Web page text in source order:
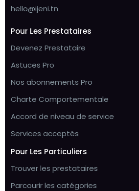
hello@ijeni.tn
Pour Les Prestataires
Devenez Prestataire
Astuces Pro
Nos abonnements Pro
Charte Comportementale
Accord de niveau de service
Services acceptés
Pour Les Particuliers
Trouver les prestataires
Parcourir les catégories